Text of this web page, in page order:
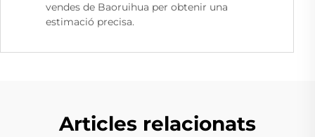
vendes de Baoruihua per obtenir una
estimació precisa.
Articles relacionats